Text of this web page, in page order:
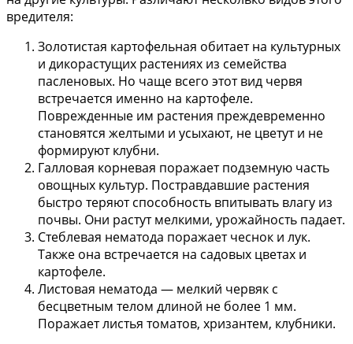
вредителя:
Золотистая картофельная обитает на культурных
и дикорастущих растениях из семейства
пасленовых. Но чаще всего этот вид червя
встречается именно на картофеле.
Поврежденные им растения преждевременно
становятся желтыми и усыхают, не цветут и не
формируют клубни.
Галловая корневая поражает подземную часть
овощных культур. Постравдавшие растения
быстро теряют способность впитывать влагу из
почвы. Они растут мелкими, урожайность падает.
Стеблевая нематода поражает чеснок и лук.
Также она встречается на садовых цветах и
картофеле.
Листовая нематода — мелкий червяк с
бесцветным телом длиной не более 1 мм.
Поражает листья томатов, хризантем, клубники.